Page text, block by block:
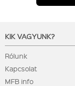
KIK VAGYUNK?
Rólunk
Kapcsolat
MFB info